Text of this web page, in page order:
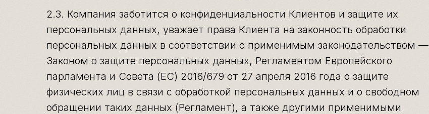
2.3. Компания заботится о конфиденциальности Клиентов и защите их
персональных данных, уважает права Клиента на законность обработки
персональных данных в соответствии с применимым законодательством —
Законом о защите персональных данных, Регламентом Европейского
парламента и Совета (ЕС) 2016/679 от 27 апреля 2016 года о защите
физических лиц в связи с обработкой персональных данных и о свободном
обращении таких данных (Регламент), а также другими применимыми